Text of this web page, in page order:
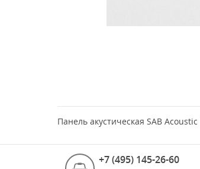
Панель акустическая SAB
+7 (495) 145-26-60